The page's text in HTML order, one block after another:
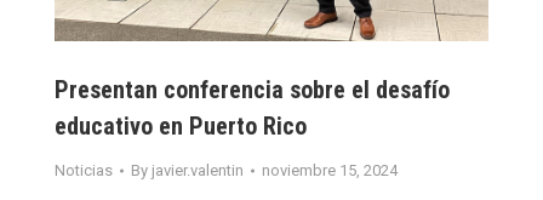
Presentan conferencia sobre el desafío
educativo en Puerto Rico
Noticias By javier.valentin noviembre 15, 2024